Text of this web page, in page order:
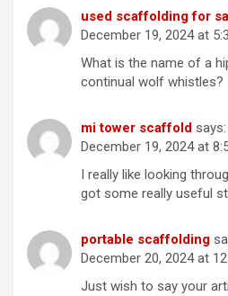
used scaffolding for
December 19, 2024 at
What is the name of a
continual wolf whistles?
mi tower scaffold says:
December 19, 2024 at
I really like looking
got some really useful
portable scaffolding
December 20, 2024 at
Just wish to say your